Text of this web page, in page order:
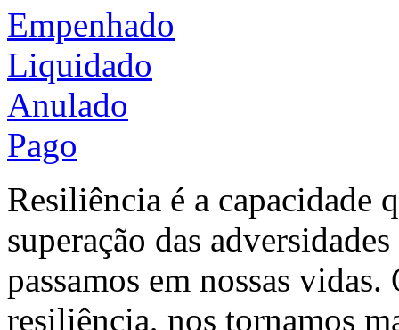
Empenhado
Liquidado
Anulado
Pago
Resiliência é a capacidade
superação das
passamos em nossas
resiliência, nos tornamos